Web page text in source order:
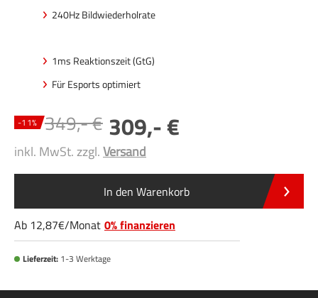
240Hz Bildwiederholrate
1ms Reaktionszeit (GtG)
Für Esports optimiert
-11% 349,- 309,-
inkl. MwSt. zzgl.Versand
In den Warenkorb
Ab 12,87 /Monat 0% finanzieren
Lieferzeit: 1-3 Werktage